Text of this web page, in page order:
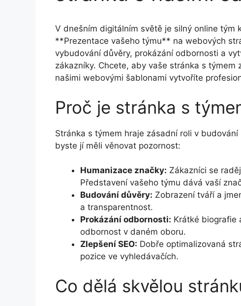
V dnešním digitálním světě je silný online tým
**Prezentace vašeho týmu** na webových
vybudování důvěry, prokázání odbornosti a
zákazníky. Chcete, aby vaše stránka s
našimi webovými šablonami vytvoříte
Proč je stránka s
Stránka s týmem hraje zásadní roli v
byste jí měli věnovat pozornost:
Humanizace značky: Zákazníci se
Představení vašeho týmu dává vaší
Budování důvěry: Zobrazení tváří a
a transparentnost.
Prokázání odbornosti: Krátké biografie
odbornost v daném oboru.
Zlepšení SEO: Dobře optimalizovaná
pozice ve vyhledávačích.
Co dělá skvělou